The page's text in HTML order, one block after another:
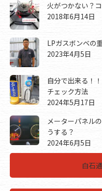
火がつかない？
2018年6月14日
LPガスボンベの
2023年4月5日
自分で出来る！
チェック方法
2024年5月17日
メーターパネル
うする？
2024年6月5日
白石